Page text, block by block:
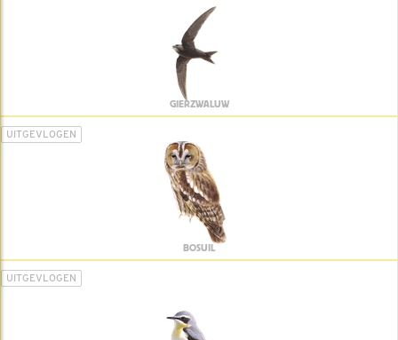
GIERZWALUW
UITGEVLOGEN
BOSUIL
UITGEVLOGEN